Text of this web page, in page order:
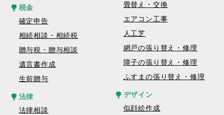
税金
確定申告
相続相談・相続税
贈与税・贈与相談
遺言書作成
生前贈与
法律
法律相談
畳替え・交換
エアコン工事
人工芝
網戸の張り替え・修理
障子の張り替え・修理
ふすまの張り替え・修理
デザイン
似顔絵作成